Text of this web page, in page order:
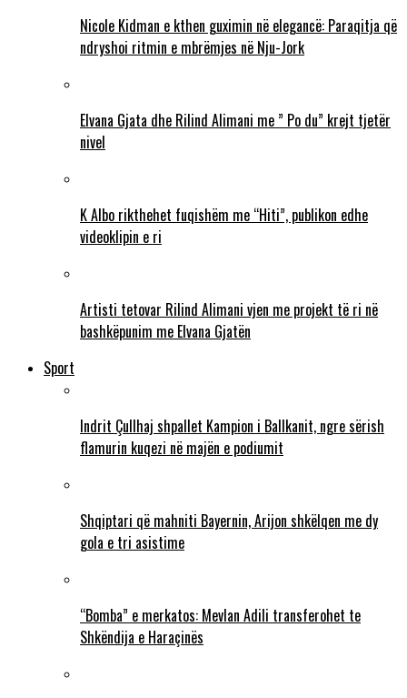
Nicole Kidman e kthen guximin në elegancë: Paraqitja që
ndryshoi ritmin e mbrëmjes në Nju-Jork
Elvana Gjata dhe Rilind Alimani me ” Po du” krejt tjetër
nivel
K Albo rikthehet fuqishëm me “Hiti”, publikon edhe
videoklipin e ri
Artisti tetovar Rilind Alimani vjen me projekt të ri në
bashkëpunim me Elvana Gjatën
Sport
Indrit Çullhaj shpallet Kampion i Ballkanit, ngre sërish
flamurin kuqezi në majën e podiumit
Shqiptari që mahniti Bayernin, Arijon shkëlqen me dy
gola e tri asistime
“Bomba” e merkatos: Mevlan Adili transferohet te
Shkëndija e Haraçinës